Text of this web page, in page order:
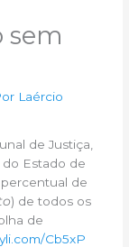
sem
Laércio
de Justiça,
Estado de
de
) de todos os
de
Cb5xP